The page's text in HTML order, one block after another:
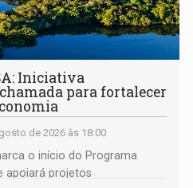
Iniciativa
para fortalecer
de 2026 às 18:00
o início do Programa
apoiará projetos